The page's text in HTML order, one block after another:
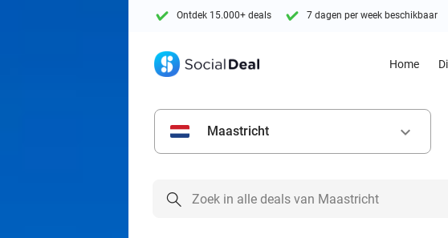
Ontdek 15.000+ deals 7 dagen per week beschikbaar
Home
Maastricht keyboard_arrow_down